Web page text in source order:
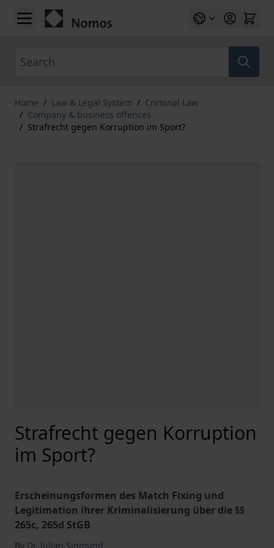
Skip to Content
Home / Law & Legal System / Criminal Law
/ Company & business offences
/ Strafrecht gegen Korruption im Sport?
Strafrecht gegen Korruption
im Sport?
Erscheinungsformen des Match Fixing und
Legitimation ihrer Kriminalisierung über die §§
265c, 265d StGB
By Dr. Julian Sigmund